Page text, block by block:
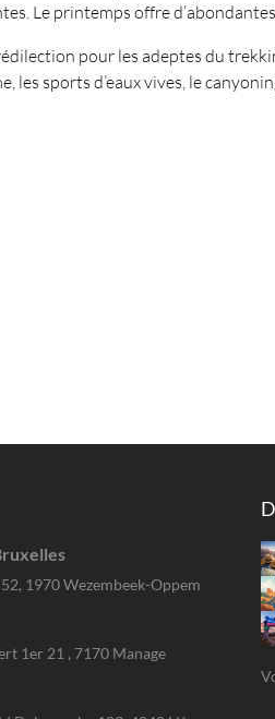
Le printemps offre
pour les adeptes du
sports d’eaux vives, le
1970 Wezembeek-Oppem
1er 21 , 7170 Manage